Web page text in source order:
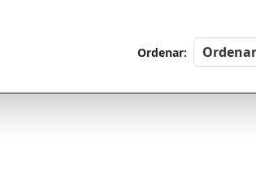
Ordenar: